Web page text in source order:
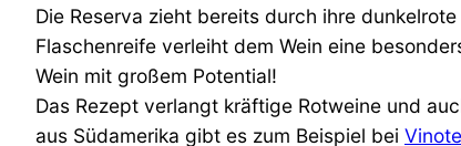
Die Reserva zieht bereits durch ihre
Flaschenreife verleiht dem Wein eine
Wein mit großem Potential!
Das Rezept verlangt kräftige Rotweine und
aus Südamerika gibt es zum Beispiel bei